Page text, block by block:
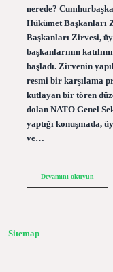
nerede?
Hükümet Başkanları
Başkanları Zirvesi,
başkanlarının
başladı. Zirvenin
resmi bir karşılama
kutlayan bir tören
dolan NATO Genel
yaptığı konuşmada,
ve…
Devamını okuyunNato
Sitemap